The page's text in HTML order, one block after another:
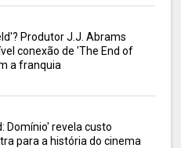
Produtor J.J. Abrams
conexão de 'The End of
a franquia
Domínio' revela custo
para a história do cinema